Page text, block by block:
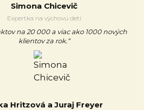
Simona Chicevič
Expertka na výchovu detí
na 20 000 a viac ako 1000 nových
klientov za rok.“
Hritzová a Juraj Freyer